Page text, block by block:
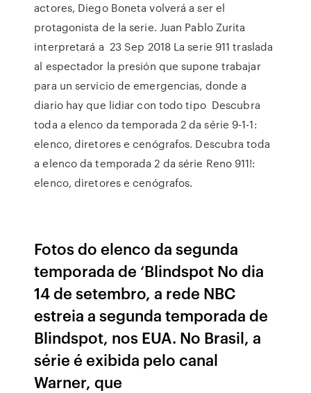
actores, Diego Boneta volverá a ser el
protagonista de la serie. Juan Pablo Zurita
interpretará a 23 Sep 2018 La serie 911 traslada
al espectador la presión que supone trabajar
para un servicio de emergencias, donde a
diario hay que lidiar con todo tipo Descubra
toda a elenco da temporada 2 da série 9-1-1:
elenco, diretores e cenógrafos. Descubra toda
a elenco da temporada 2 da série Reno 911!:
elenco, diretores e cenógrafos.
Fotos do elenco da segunda
temporada de ‘Blindspot No dia
14 de setembro, a rede NBC
estreia a segunda temporada de
Blindspot, nos EUA. No Brasil, a
série é exibida pelo canal
Warner, que